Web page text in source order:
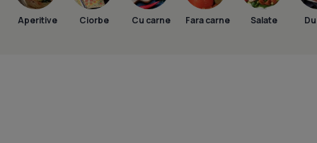
Aperitive Ciorbe Cu carne Fara carne Salate